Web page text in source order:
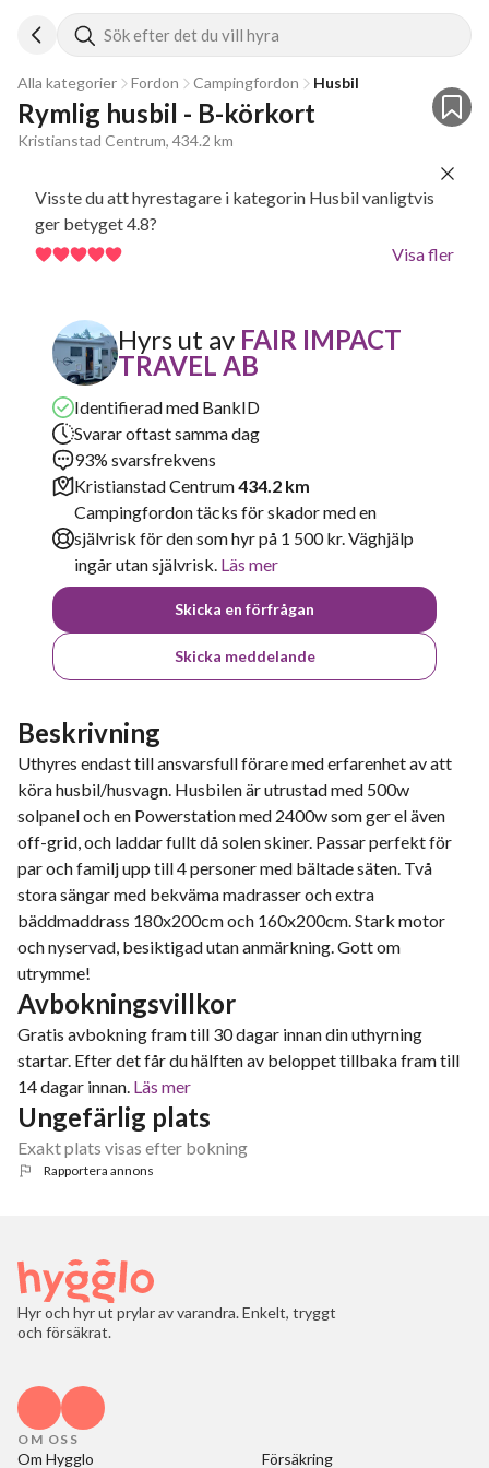
Sök efter det du vill hyra
Alla kategorier Fordon Campingfordon Husbil
Rymlig husbil - B-körkort
Kristianstad Centrum, 434.2 km
Visste du att hyrestagare i kategorin Husbil vanligtvis
ger betyget 4.8?
Visa fler
Hyrs ut av FAIR IMPACT
TRAVEL AB
Identifierad med BankID
Svarar oftast samma dag
93% svarsfrekvens
Kristianstad Centrum434.2 km
Campingfordon täcks för skador med en
självrisk för den som hyr på 1 500 kr. Väghjälp
ingår utan självrisk. Läs mer
Skicka en förfrågan
Skicka meddelande
Beskrivning
Uthyres endast till ansvarsfull förare med erfarenhet av att
köra husbil/husvagn. Husbilen är utrustad med 500w
solpanel och en Powerstation med 2400w som ger el även
off-grid, och laddar fullt då solen skiner. Passar perfekt för
par och familj upp till 4 personer med bältade säten. Två
stora sängar med bekväma madrasser och extra
bäddmaddrass 180x200cm och 160x200cm. Stark motor
och nyservad, besiktigad utan anmärkning. Gott om
utrymme!
Avbokningsvillkor
Gratis avbokning fram till 30 dagar innan din uthyrning
startar. Efter det får du hälften av beloppet tillbaka fram till
14 dagar innan. Läs mer
Ungefärlig plats
Exakt plats visas efter bokning
Rapportera annons
Hyr och hyr ut prylar av varandra. Enkelt, tryggt
och försäkrat.
OM OSS
Om Hygglo Försäkring